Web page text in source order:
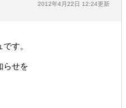
2012年4月22日 12:24更新
す。
らせを